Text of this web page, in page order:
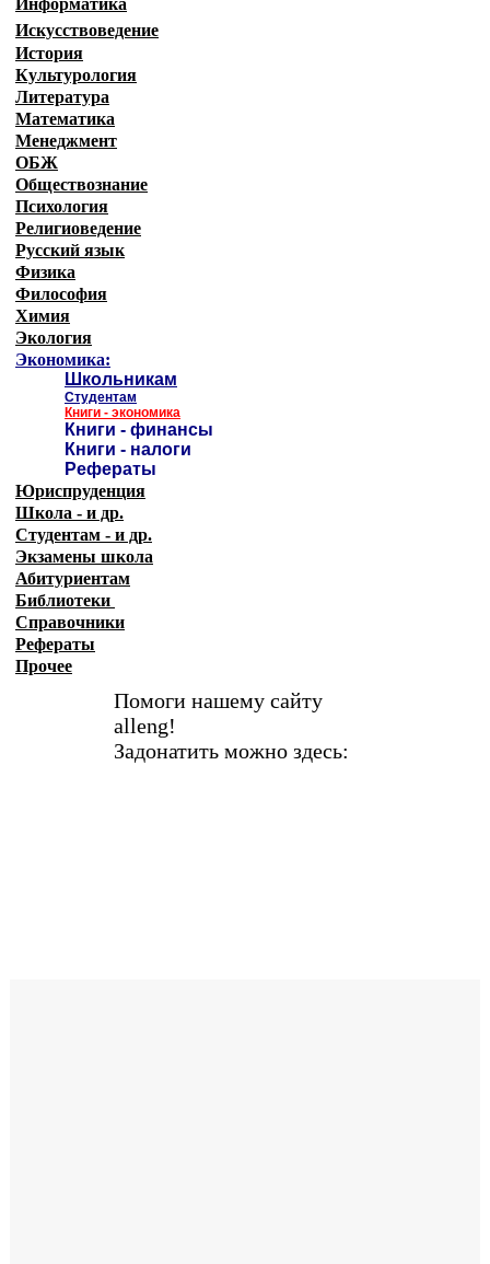
Информатика
Искусствоведение
История
Культурология
Литература
Математика
Менеджмент
ОБЖ
Обществознание
Психология
Религиоведение
Русский язык
Физика
Философия
Химия
Экология
Экономика:
Школьникам
Студентам
Книги - экономика
Книги - финансы
Книги - налоги
Рефераты
Юриспруденция
Школа - и др.
Студентам - и др.
Экзамены школа
Абитуриентам
Библиотеки
Справочники
Рефераты
Прочее
Помоги нашему сайту
alleng!
Задонатить можно здесь: